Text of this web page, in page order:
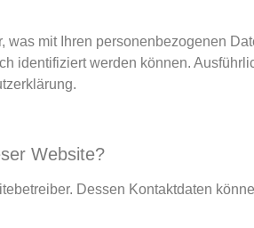
mit Ihren personenbezogenen
identifiziert werden können.
Website?
Dessen Kontaktdaten